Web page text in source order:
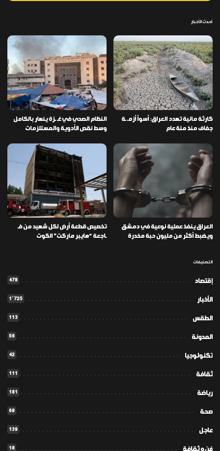
أحدث الأخبار
كارثة مائية تهدد العراق: أسوأ أزمـ ـة
جفاف منذ مئة عام
النظام الصحي في غـ ـزة ينهار بالكامل
وسط نقص الأدوية والمستلزمات
العراق ينفذ عملية نوعية في دمشق
ويضبط أكثر من مليون حبة مخدرة
تخصيص قطعة أرض لكل شهيد من فـ
ـاجعة “هايبر ماركت” الكوت
التصنيفات
إقتصاد 478
الأخبار 1٬725
الطقس 113
المدونة 56
تكنولوجيا 42
ثقافة 111
رياضة 181
صحة 68
عاجل 139
فن و ثقافة 18